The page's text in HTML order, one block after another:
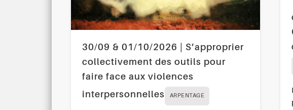
30/09 & 01/10/2026 | S’approprier
collectivement des outils pour
faire face aux violences
interpersonnelles
ARPENTAGE